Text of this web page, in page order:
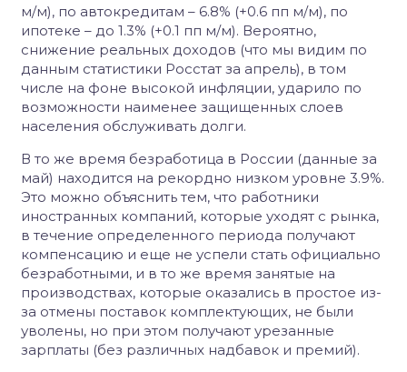
м/м), по автокредитам – 6.8% (+0.6 пп м/м), по
ипотеке – до 1.3% (+0.1 пп м/м). Вероятно,
снижение реальных доходов (что мы видим по
данным статистики Росстат за апрель), в том
числе на фоне высокой инфляции, ударило по
возможности наименее защищенных слоев
населения обслуживать долги.
В то же время безработица в России (данные за
май) находится на рекордно низком уровне 3.9%.
Это можно объяснить тем, что работники
иностранных компаний, которые уходят с рынка,
в течение определенного периода получают
компенсацию и еще не успели стать официально
безработными, и в то же время занятые на
производствах, которые оказались в простое из-
за отмены поставок комплектующих, не были
уволены, но при этом получают урезанные
зарплаты (без различных надбавок и премий).